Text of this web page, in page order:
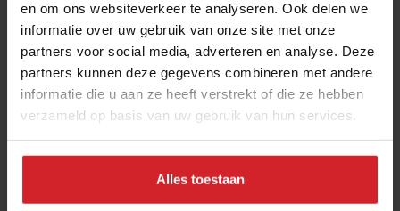
en om ons websiteverkeer te analyseren. Ook delen we
informatie over uw gebruik van onze site met onze
partners voor social media, adverteren en analyse. Deze
partners kunnen deze gegevens combineren met andere
informatie die u aan ze heeft verstrekt of die ze hebben
verzameld op basis van uw gebruik van hun services.
Alles toestaan
snacklocaties
De groentesnacks van Snack with benefits zijn
verkrijgbaar via Bidfood, Crisp en Gorillas. The
Avocado Show en BAUT x Carré waren een van de
eerste horecazaken die de snacks opnamen in hun
Wil je de groentesnacks van SNACKWITHBENEFITS zelf
proeven? Kom dan naar deFood Inspiration Days. Op het